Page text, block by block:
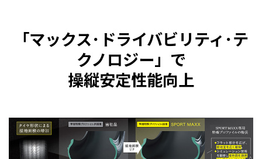
「マックス･ドライバビリティ･テ
クノロジー」で
操縦安定性能向上